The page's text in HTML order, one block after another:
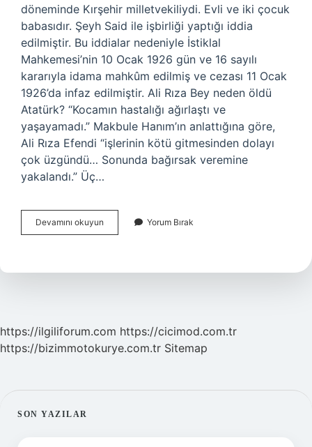
döneminde Kırşehir milletvekiliydi. Evli ve iki çocuk
babasıdır. Şeyh Said ile işbirliği yaptığı iddia
edilmiştir. Bu iddialar nedeniyle İstiklal
Mahkemesi’nin 10 Ocak 1926 gün ve 16 sayılı
kararıyla idama mahkûm edilmiş ve cezası 11 Ocak
1926’da infaz edilmiştir. Ali Rıza Bey neden öldü
Atatürk? “Kocamın hastalığı ağırlaştı ve
yaşayamadı.” Makbule Hanım’ın anlattığına göre,
Ali Rıza Efendi “işlerinin kötü gitmesinden dolayı
çok üzgündü… Sonunda bağırsak veremine
yakalandı.” Üç…
Devamını okuyun Mehmet
Rıza
Asıldı
Yorum Bırak
https://ilgiliforum.com https://cicimod.com.tr
https://bizimmotokurye.com.tr Sitemap
SIDEBAR
SON YAZILAR